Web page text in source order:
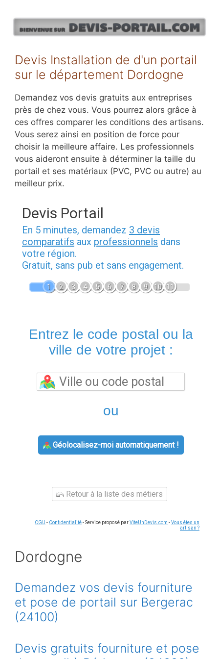
contenu
Devis Installation de d'un portail
sur le département Dordogne
Demandez vos devis gratuits aux entreprises
près de chez vous. Vous pourrez alors grâce à
ces offres comparer les conditions des artisans.
Vous serez ainsi en position de force pour
choisir la meilleure affaire. Les professionnels
vous aideront ensuite à déterminer la taille du
portail et ses matériaux (PVC, PVC ou autre) au
meilleur prix.
Devis Portail
En 5 minutes, demandez 3 devis
comparatifs aux professionnels dans
votre région.
Gratuit, sans pub et sans engagement.
1 2 3 4 5 6 7 8 9 10 11
Entrez le code postal ou la
ville de votre projet :
ou
Géolocalisez-moi automatiquement !
Retour à la liste des métiers
CGU - Confidentialité- Service proposé parViteUnDevis.com -Vous êtes un
artisan ?
Dordogne
Demandez vos devis fourniture
et pose de portail sur Bergerac
(24100)
Devis gratuits fourniture et pose